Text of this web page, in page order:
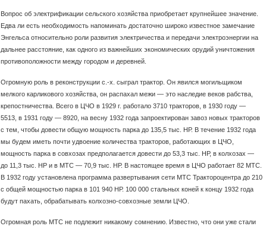
Вопрос об электрификации сельского хозяйства приобретает крупнейшее значение.
Едва ли есть необходимость напоминать достаточно широко известное замечание
Энгельса относительно роли развития электричества и передачи электроэнергии на
дальнее расстояние, как одного из важнейших экономических орудий уничтожения
противоположности между городом и деревней.
Огромную роль в реконструкции с.-х. сыграл трактор. Он явился могильщиком
мелкого карликового хозяйства, он распахал межи — это наследие веков рабства,
крепостничества. Всего в ЦЧО в 1929 г. работало 3710 тракторов, в 1930 году —
5513, в 1931 году — 8920, на весну 1932 года запроектирован завоз новых тракторов
с тем, чтобы довести общую мощность парка до 135,5 тыс. НР. В течение 1932 года
мы будем иметь почти удвоение количества тракторов, работающих в ЦЧО,
мощность парка в совхозах предполагается довести до 53,3 тыс. НР, в колхозах —
до 11,3 тыс. НР и в МТС — 70,9 тыс. НР. В настоящее время в ЦЧО работает 82 МТС.
В 1932 году установлена программа развертывания сети МТС Трактороцентра до 210
с общей мощностью парка в 101 940 НР. 100 000 стальных коней к концу 1932 года
будут пахать, обрабатывать колхозно-совхозные земли ЦЧО.
Огромная роль МТС не подлежит никакому сомнению. Известно, что они уже стали